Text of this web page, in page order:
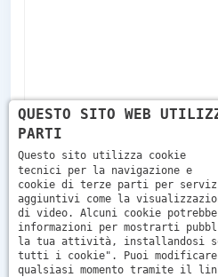
Ho letto e accetto le
informativa sulla privacy
Invia
QUESTO SITO WEB
PARTI
Questo sito utilizza cookie
tecnici per la navigazione e
cookie di terze parti per
aggiuntivi come la
di video. Alcuni cookie
informazioni per mostrarti
la tua attività, installandosi
tutti i cookie". Puoi
qualsiasi momento tramite il